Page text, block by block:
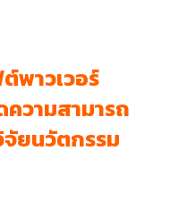
พาวเวอร์
วามสามารถ
จัยนวัตกรรม